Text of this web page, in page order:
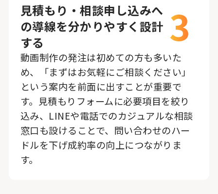
見積もり・相談申し込みへ
の導線を分かりやすく設計
する
3
動画制作の発注は初めての方も多いた
め、「まずはお気軽にご相談ください」
という案内を前面に出すことが重要で
す。見積もりフォームに必要項目を絞り
込み、LINEや電話でのカジュアルな相談
窓口も設けることで、問い合わせのハー
ドルを下げ成約率の向上につながりま
す。